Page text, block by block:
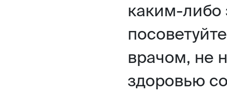
каким-либо
врачом, не
здоровью